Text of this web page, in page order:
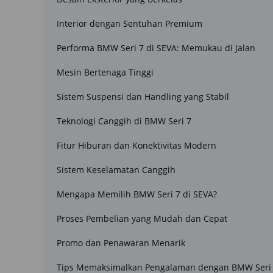
Interior dengan Sentuhan Premium
Performa BMW Seri 7 di SEVA: Memukau di Jalan
Mesin Bertenaga Tinggi
Sistem Suspensi dan Handling yang Stabil
Teknologi Canggih di BMW Seri 7
Fitur Hiburan dan Konektivitas Modern
Sistem Keselamatan Canggih
Mengapa Memilih BMW Seri 7 di SEVA?
Proses Pembelian yang Mudah dan Cepat
Promo dan Penawaran Menarik
Tips Memaksimalkan Pengalaman dengan BMW Seri